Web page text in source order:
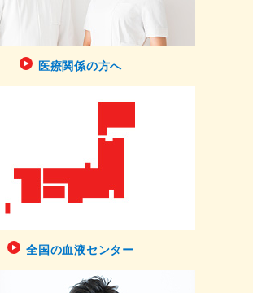
医療関係の方へ
全国の血液センター